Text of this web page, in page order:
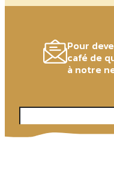
Pour
café de
à notre